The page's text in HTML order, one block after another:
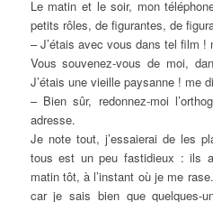
Le matin et le soir, mon
petits rôles, de figurantes, de
– J’étais avec vous dans tel film !
Vous souvenez-vous de moi,
J’étais une vieille paysanne ! me
– Bien sûr, redonnez-moi
adresse.
Je note tout, j’essaierai de les
tous est un peu fastidieux : ils
matin tôt, à l’instant où je me
car je sais bien que quelques-